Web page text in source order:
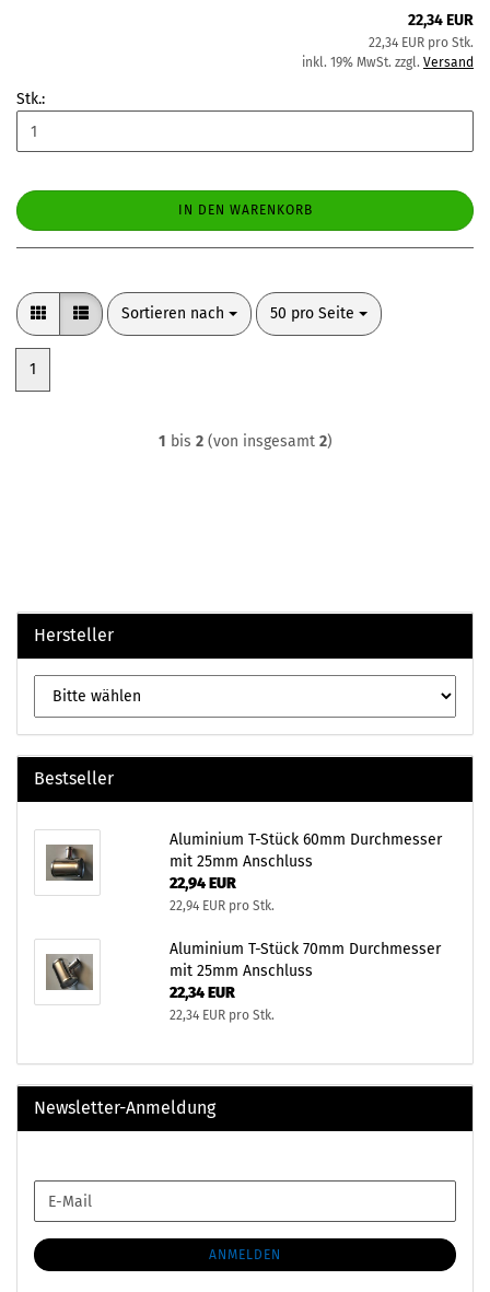
22,34 EUR
22,34 EUR pro Stk.
inkl. 19% MwSt. zzgl. Versand
Stk.:
IN DEN WARENKORB
Sortieren nach
Sortieren nach 50 pro Seite
pro Seite
1
1 bis 2(von insgesamt 2)
Hersteller
Bestseller
Aluminium T-Stück 60mm Durchmesser
mit 25mm Anschluss
22,94 EUR
22,94 EUR pro Stk.
Aluminium T-Stück 70mm Durchmesser
mit 25mm Anschluss
22,34 EUR
22,34 EUR pro Stk.
Newsletter-Anmeldung
ZUR
ANMELDUNG
E-
Mail
ANMELDEN